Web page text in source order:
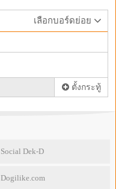
เลือกบอร์ดย่อย
Social Dek-D
Dogilike.com